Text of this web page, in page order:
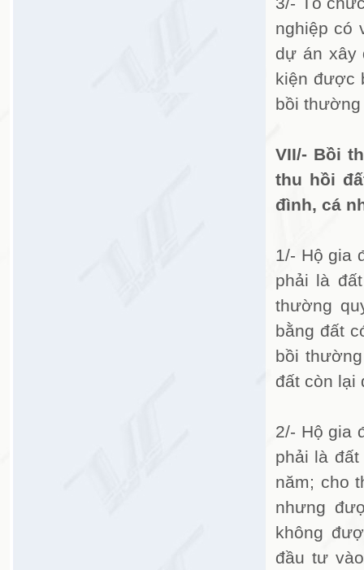
nghiệp có
dự án xây
kiện được
bồi
VII/- Bồi
thu hồi
đình, cá
1/- Hộ gia
phải là
thường
bằng đất
bồi
đất còn lại
2/- Hộ gia
phải là
năm; cho
nhưng
không
đầu tư